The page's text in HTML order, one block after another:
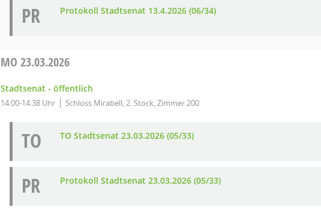
PR Protokoll Stadtsenat 13.4.2026 (06/34)
MO 23.03.2026
Stadtsenat - öffentlich
14:00-14:38 Uhr Schloss Mirabell, 2. Stock, Zimmer 200
TO TO Stadtsenat 23.03.2026 (05/33)
PR Protokoll Stadtsenat 23.03.2026 (05/33)